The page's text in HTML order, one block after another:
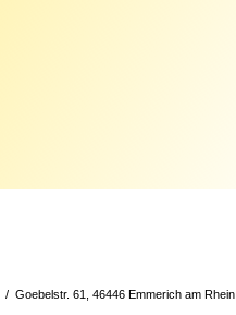
/ Goebelstr. 61, 46446 Emmerich am Rhein